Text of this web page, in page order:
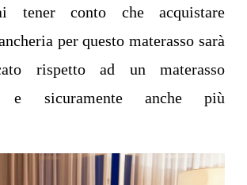
tener conto che acquistare
per questo materasso sarà
rispetto ad un materasso
e sicuramente anche più